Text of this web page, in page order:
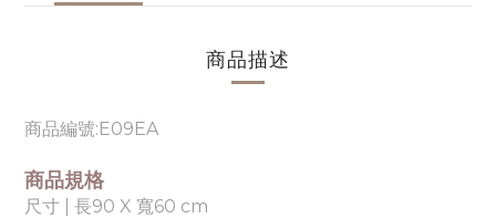
商品描述
商品編號:E09EA
商品規格
尺寸 | 長90 X 寬60 cm